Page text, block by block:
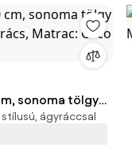
sonoma tölgy
Matrac:
ágyráccsal